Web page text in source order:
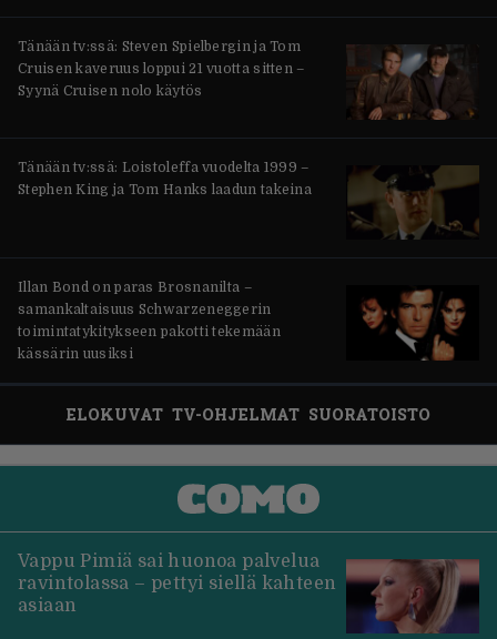
Tänään tv:ssä: Steven Spielbergin ja Tom
Cruisen kaveruus loppui 21 vuotta sitten –
Syynä Cruisen nolo käytös
Tänään tv:ssä: Loistoleffa vuodelta 1999 –
Stephen King ja Tom Hanks laadun takeina
Illan Bond on paras Brosnanilta –
samankaltaisuus Schwarzeneggerin
toimintatykitykseen pakotti tekemään
kässärin uusiksi
ELOKUVAT TV-OHJELMAT SUORATOISTO
Vappu Pimiä sai huonoa palvelua
ravintolassa – pettyi siellä kahteen
asiaan